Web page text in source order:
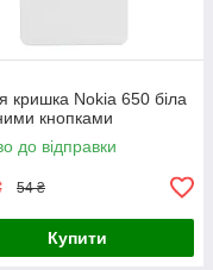
кришка Nokia 650 біла
кнопками
до відправки
54 ₴
Купити